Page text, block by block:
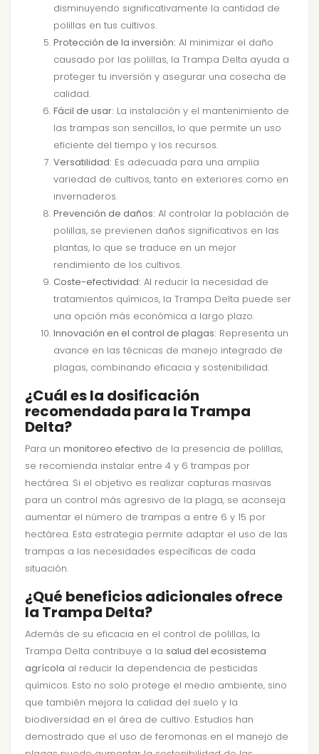
disminuyendo significativamente la cantidad de
polillas en tus cultivos.
Protección de la inversión: Al minimizar el daño
causado por las polillas, la Trampa Delta ayuda a
proteger tu inversión y asegurar una cosecha de
calidad.
Fácil de usar: La instalación y el mantenimiento de
las trampas son sencillos, lo que permite un uso
eficiente del tiempo y los recursos.
Versatilidad: Es adecuada para una amplia
variedad de cultivos, tanto en exteriores como en
invernaderos.
Prevención de daños: Al controlar la población de
polillas, se previenen daños significativos en las
plantas, lo que se traduce en un mejor
rendimiento de los cultivos.
Coste-efectividad: Al reducir la necesidad de
tratamientos químicos, la Trampa Delta puede ser
una opción más económica a largo plazo.
Innovación en el control de plagas: Representa un
avance en las técnicas de manejo integrado de
plagas, combinando eficacia y sostenibilidad.
¿Cuál es la dosificación
recomendada para la Trampa
Delta?
Para un monitoreo efectivo de la presencia de polillas,
se recomienda instalar entre 4 y 6 trampas por
hectárea. Si el objetivo es realizar capturas masivas
para un control más agresivo de la plaga, se aconseja
aumentar el número de trampas a entre 6 y 15 por
hectárea. Esta estrategia permite adaptar el uso de las
trampas a las necesidades específicas de cada
situación.
¿Qué beneficios adicionales ofrece
la Trampa Delta?
Además de su eficacia en el control de polillas, la
Trampa Delta contribuye a la salud del ecosistema
agrícola al reducir la dependencia de pesticidas
químicos. Esto no solo protege el medio ambiente, sino
que también mejora la calidad del suelo y la
biodiversidad en el área de cultivo. Estudios han
demostrado que el uso de feromonas en el manejo de